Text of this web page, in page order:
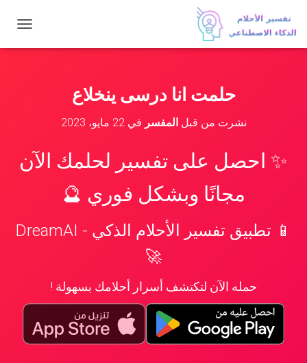
ب
ل
حلمت انا درسى ينخلاع
نشرت من قبلالمفسر في22 مايو، 2023
✨ احصل على تفسير لحلمك الآن
مجانًا وبشكل فوري 🔮
📱 تطبيق تفسير الأحلام الذكي - DreamAI
🚀
حمله الآن لتكتشف أسرار أحلامك بسهولة !